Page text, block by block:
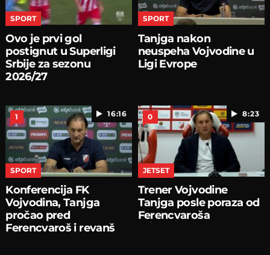
SPORT
Ovo je prvi gol
postignut u Superligi
Srbije za sezonu
2026/27
SPORT
Tanjga nakon
neuspeha Vojvodine u
Ligi Evrope
16:16
1
SPORT
Konferencija FK
Vojvodina, Tanjga
pročao pred
Ferencvaroš i revanš
8:23
0
JETSET
Trener Vojvodine
Tanjga posle poraza od
Ferencvaroša